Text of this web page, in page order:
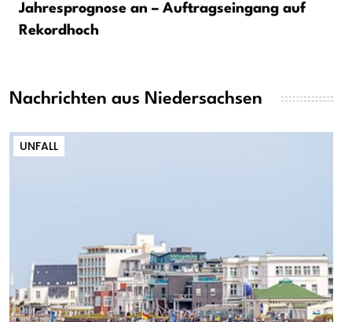
Jahresprognose an – Auftragseingang auf
Rekordhoch
Nachrichten aus Niedersachsen
UNFALL